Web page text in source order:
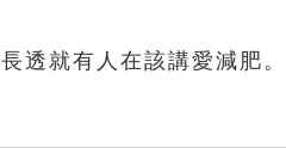
透就有人在該講愛減肥。